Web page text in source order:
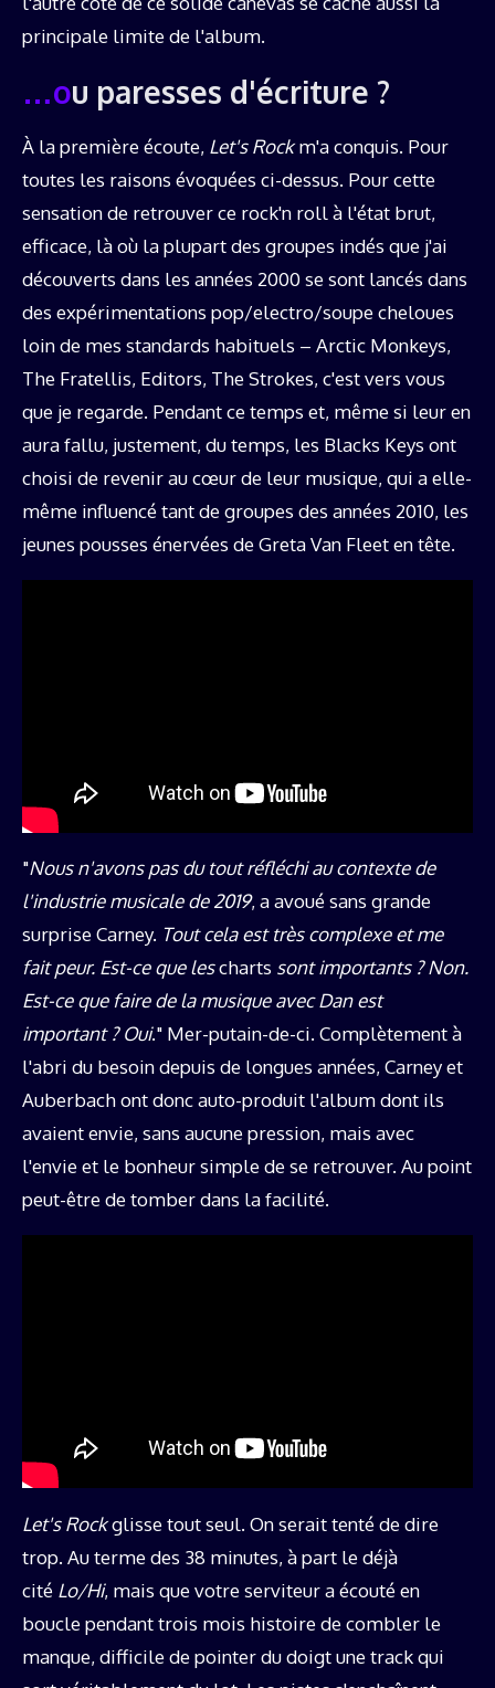
principale limite de l'album.
…ou paresses d'écriture ?
À la première écoute, Let's Rockm'a conquis. Pour
toutes les raisons évoquées ci-dessus. Pour cette
sensation de retrouver ce rock'n roll à l'état brut,
efficace, là où la plupart des groupes indés que j'ai
découverts dans les années 2000 se sont lancés dans
des expérimentations pop/electro/soupe cheloues
loin de mes standards habituels – Arctic Monkeys,
The Fratellis, Editors, The Strokes, c'est vers vous
que je regarde. Pendant ce temps et, même si leur en
aura fallu, justement, du temps, les Blacks Keys ont
choisi de revenir au cœur de leur musique, qui a elle-
même influencé tant de groupes des années 2010, les
jeunes pousses énervées de Greta Van Fleet en tête.
"Nous n'avons pas du tout réfléchi au contexte de
l'industrie musicale de 2019, a avoué sans grande
surprise Carney. Tout cela est très complexe et me
fait peur. Est-ce que lescharts sont importants ? Non.
Est-ce que faire de la musique avec Dan est
important? Oui." Mer-putain-de-ci. Complètement à
l'abri du besoin depuis de longues années, Carney et
Auberbach ont donc auto-produit l'album dont ils
avaient envie, sans aucune pression, mais avec
l'envie et le bonheur simple de se retrouver. Au point
peut-être de tomber dans la facilité.
Let's Rockglisse tout seul. On serait tenté de dire
trop. Au terme des 38 minutes, à part le déjà
cité Lo/Hi, mais que votre serviteur a écouté en
boucle pendant trois mois histoire de combler le
manque, difficile de pointer du doigt une track qui